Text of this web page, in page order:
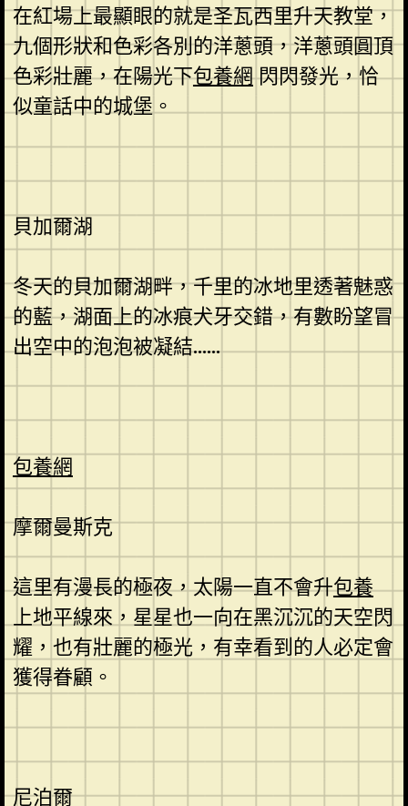
在紅場上最顯眼的就是圣瓦西里升天教堂，
九個形狀和色彩各別的洋蔥頭，洋蔥頭圓頂
色彩壯麗，在陽光下包養網閃閃發光，恰
似童話中的城堡。
貝加爾湖
冬天的貝加爾湖畔，千里的冰地里透著魅惑
的藍，湖面上的冰痕犬牙交錯，有數盼望冒
出空中的泡泡被凝結……
包養網
摩爾曼斯克
這里有漫長的極夜，太陽一直不會升包養
上地平線來，星星也一向在黑沉沉的天空閃
耀，也有壯麗的極光，有幸看到的人必定會
獲得眷顧。
尼泊爾